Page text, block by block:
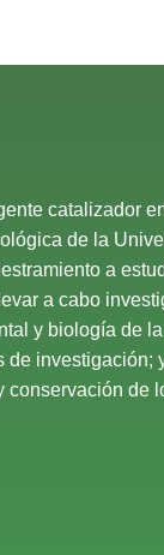
catalizador
de la
a
a cabo
y biología de
de investigación;
conservación de